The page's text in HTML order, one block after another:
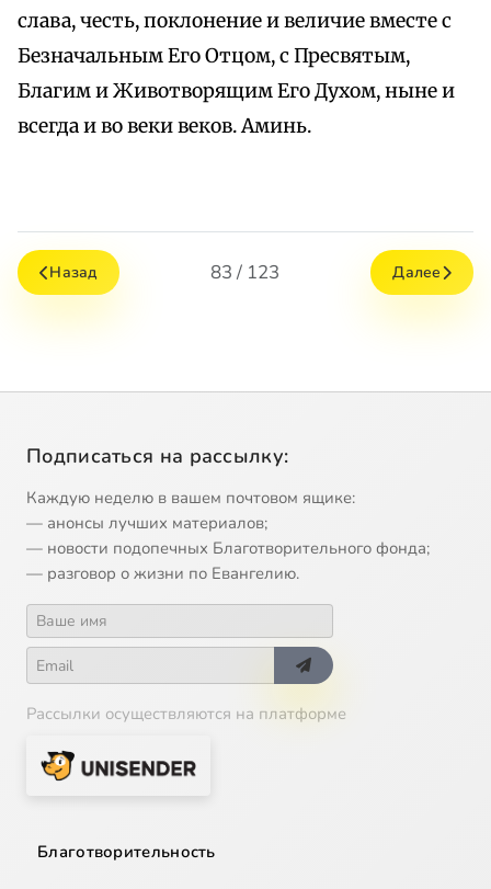
слава, честь, поклонение и величие вместе с
Безначальным Его Отцом, с Пресвятым,
Благим и Животворящим Его Духом, ныне и
всегда и во веки веков. Аминь.
Назад 83 / 123 Далее
Подписаться на рассылку:
Каждую неделю в вашем почтовом ящике:
— анонсы лучших материалов;
— новости подопечных Благотворительного фонда;
— разговор о жизни по Евангелию.
Рассылки осуществляются на платформе
Благотворительность